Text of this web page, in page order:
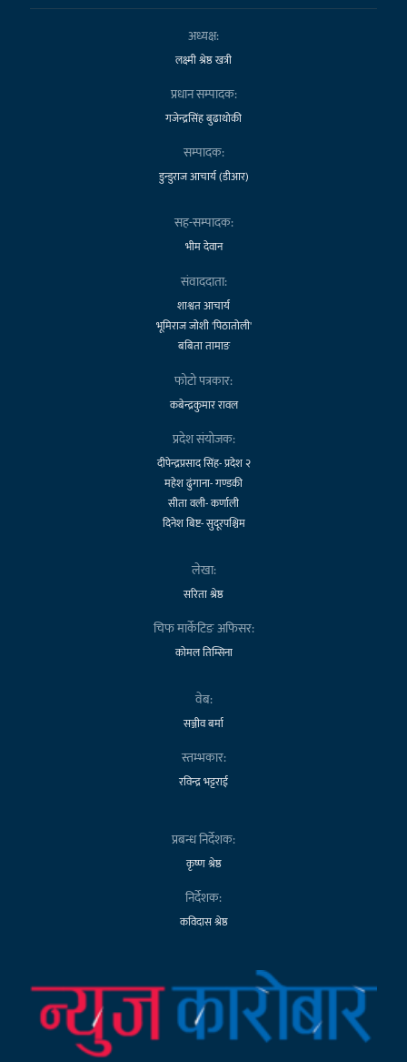
अध्यक्ष:
लक्ष्मी श्रेष्ठ खत्री
प्रधान सम्पादक:
गजेन्द्रसिंह बुढाथोकी
सम्पादक:
डुन्डुराज आचार्य (डीआर)
सह-सम्पादक:
भीम देवान
संवाददाता:
शाश्वत आचार्य
भूमिराज जोशी 'पिठातोली'
बबिता तामाङ
फोटो पत्रकार:
कबेन्द्रकुमार रावल
प्रदेश संयोजक:
दीपेन्द्रप्रसाद सिंह- प्रदेश २
महेश ढुंगाना- गण्डकी
सीता वली- कर्णाली
दिनेश बिष्ट- सुदूरपश्चिम
लेखा:
सरिता श्रेष्ठ
चिफ मार्केटिङ अफिसर:
कोमल तिम्सिना
वेब:
सञ्जीव बर्मा
स्तम्भकार:
रविन्द्र भट्टराई
प्रबन्ध निर्देशक:
कृष्ण श्रेष्ठ
निर्देशक:
कविदास श्रेष्ठ